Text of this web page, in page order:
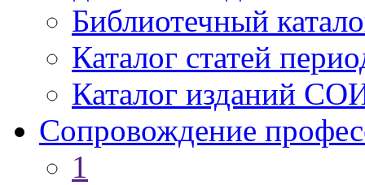
Библиотечный
Каталог статей
Каталог изданий
Сопровождение
1